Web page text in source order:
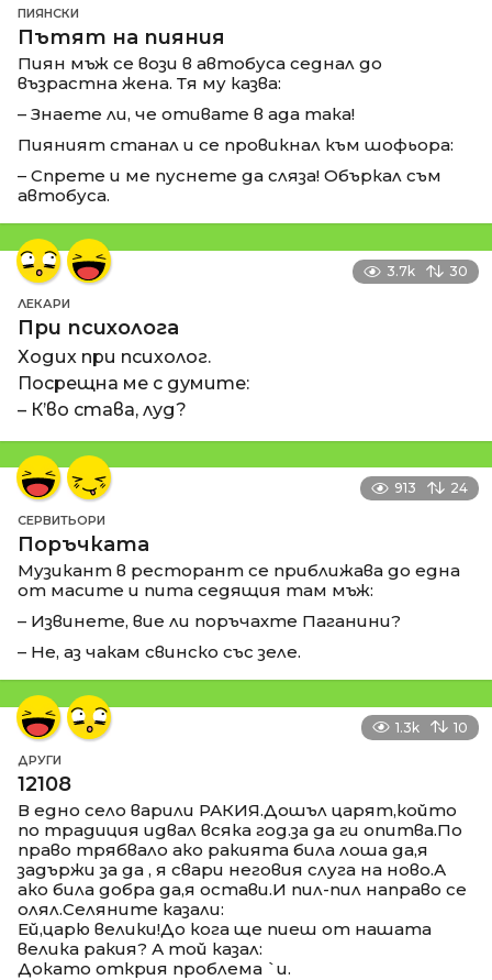
ПИЯНСКИ
Пътят на пияния
Пиян мъж се вози в автобуса седнал до
възрастна жена. Тя му казва:
– Знаете ли, че отивате в ада така!
Пияният станал и се провикнал към шофьора:
– Спрете и ме пуснете да сляза! Объркал съм
автобуса.
3.7k 30
ЛЕКАРИ
При психолога
Ходих при психолог.
Посрещна ме с думите:
– К’во става, луд?
913 24
СЕРВИТЬОРИ
Поръчката
Музикант в ресторант се приближава до една
от масите и пита седящия там мъж:
– Извинете, вие ли поръчахте Паганини?
– Не, аз чакам свинско със зеле.
1.3k 10
ДРУГИ
12108
В едно село варили РАКИЯ.Дошъл царят,който
по традиция идвал всяка год.за да ги опитва.По
право трябвало ако ракията била лоша да,я
задържи за да , я свари неговия слуга на ново.А
ако била добра да,я остави.И пил-пил направо се
олял.Селяните казали:
Ей,царю велики!До кога ще пиеш от нашата
велика ракия? А той казал:
Докато открия проблема `и.